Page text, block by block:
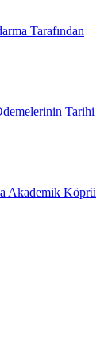
Tarafından
Tarihi
Akademik Köprü